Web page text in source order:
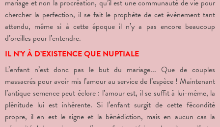
mariage et non la procréation, qu’il est une communauté de vie pour
chercher la perfection, il se fait le prophète de cet évènement tant
attendu, même si à cette époque il n’y a pas encore beaucoup
d’oreilles pour l’entendre.
IL N’Y À D’EXISTENCE QUE NUPTIALE
L’enfant n’est donc pas le but du mariage... Que de couples
massacrés pour avoir mis l’amour au service de l’espèce ! Maintenant
l’antique semence peut éclore : l’amour est, il se suffit à lui-même, la
plénitude lui est inhérente. Si l’enfant surgit de cette fécondité
propre, il en est le signe et la bénédiction, mais en aucun cas la